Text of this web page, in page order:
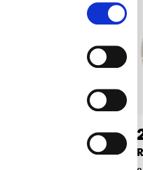
Nyckelring, korkboll